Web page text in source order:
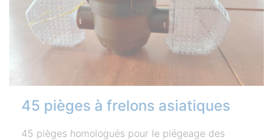
45 pièges à frelons asiatiques
45 pièges homologués pour le piégeage des